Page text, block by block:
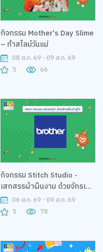
กิจกรรม Mother's Day Slime
– ทำสไลม์วันแม่
08 ส.ค. 69 - 09 ส.ค. 69
5
66
กิจกรรม Stitch Studio -
เสกสรรผ้าผืนงาม ด้วยจักรเย็บ
ผ้าคู่ใจ06 ส.ค. 69 - 09 ส.ค. 69
5
78